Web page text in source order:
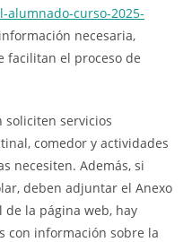
alumnado-curso-2025-
necesaria,
facilitan el proceso de
soliciten servicios
comedor y actividades
necesiten. Además, si
deben adjuntar el Anexo
la página web, hay
con información sobre la